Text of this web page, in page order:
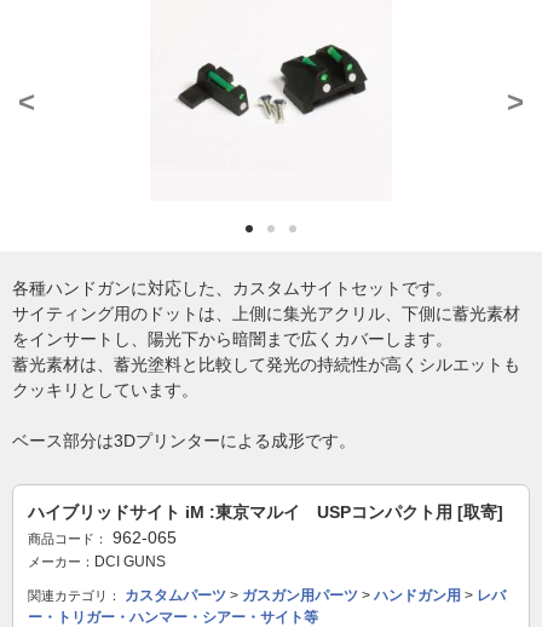
< >
各種ハンドガンに対応した、カスタムサイトセットです。
サイティング用のドットは、上側に集光アクリル、下側に蓄光素材
をインサートし、陽光下から暗闇まで広くカバーします。
蓄光素材は、蓄光塗料と比較して発光の持続性が高くシルエットも
クッキリとしています。
ベース部分は3Dプリンターによる成形です。
ハイブリッドサイト iM :東京マルイ USPコンパクト用 [取寄]
商品コード： 962-065
メーカー： DCI GUNS
関連カテゴリ： カスタムパーツ > ガスガン用パーツ > ハンドガン用 > レバ
ー・トリガー・ハンマー・シアー・サイト等